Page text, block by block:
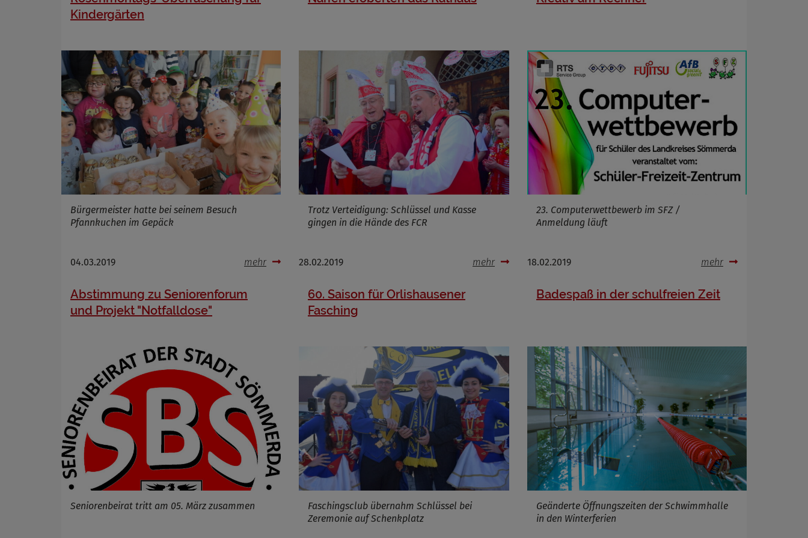
Kindergärten
Bürgermeister hatte bei seinem Besuch
Pfannkuchen im Gepäck
04.03.2019 mehr
Trotz Verteidigung: Schlüssel und Kasse
gingen in die Hände des FCR
28.02.2019 mehr
23. Computerwettbewerb im SFZ /
Anmeldung läuft
18.02.2019 mehr
Abstimmung zu Seniorenforum
und Projekt "Notfalldose"
Seniorenbeirat tritt am 05. März zusammen
60. Saison für Orlishausener
Fasching
Faschingsclub übernahm Schlüssel bei
Zeremonie auf Schenkplatz
Badespaß in der schulfreien Zeit
Geänderte Öffnungszeiten der Schwimmhalle
in den Winterferien
Cookie Laufzeit
Infos schließen